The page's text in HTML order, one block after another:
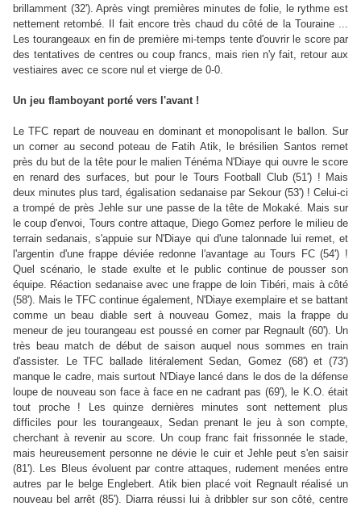
brillamment (32'). Après vingt premières minutes de folie, le rythme est
nettement retombé. Il fait encore très chaud du côté de la Touraine ...
Les tourangeaux en fin de première mi-temps tente d'ouvrir le score par
des tentatives de centres ou coup francs, mais rien n'y fait, retour aux
vestiaires avec ce score nul et vierge de 0-0.
Un jeu flamboyant porté vers l'avant !
Le TFC repart de nouveau en dominant et monopolisant le ballon. Sur
un corner au second poteau de Fatih Atik, le brésilien Santos remet
près du but de la tête pour le malien Ténéma N'Diaye qui ouvre le score
en renard des surfaces, but pour le Tours Football Club (51') ! Mais
deux minutes plus tard, égalisation sedanaise par Sekour (53') ! Celui-ci
a trompé de près Jehle sur une passe de la tête de Mokaké. Mais sur
le coup d'envoi, Tours contre attaque, Diego Gomez perfore le milieu de
terrain sedanais, s'appuie sur N'Diaye qui d'une talonnade lui remet, et
l'argentin d'une frappe déviée redonne l'avantage au Tours FC (54') !
Quel scénario, le stade exulte et le public continue de pousser son
équipe. Réaction sedanaise avec une frappe de loin Tibéri, mais à côté
(58'). Mais le TFC continue également, N'Diaye exemplaire et se battant
comme un beau diable sert à nouveau Gomez, mais la frappe du
meneur de jeu tourangeau est poussé en corner par Regnault (60'). Un
très beau match de début de saison auquel nous sommes en train
d'assister. Le TFC ballade litéralement Sedan, Gomez (68') et (73')
manque le cadre, mais surtout N'Diaye lancé dans le dos de la défense
loupe de nouveau son face à face en ne cadrant pas (69'), le K.O. était
tout proche ! Les quinze dernières minutes sont nettement plus
difficiles pour les tourangeaux, Sedan prenant le jeu à son compte,
cherchant à revenir au score. Un coup franc fait frissonnée le stade,
mais heureusement personne ne dévie le cuir et Jehle peut s'en saisir
(81'). Les Bleus évoluent par contre attaques, rudement menées entre
autres par le belge Englebert. Atik bien placé voit Regnault réalisé un
nouveau bel arrêt (85'). Diarra réussi lui à dribbler sur son côté, centre